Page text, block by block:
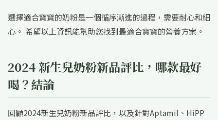
選擇適合寶寶的奶粉是一個循序漸進的過程，需要耐心和細
心。 希望以上資訊能幫助您找到最適合寶寶的營養方案。
2024 新生兒奶粉新品評比，哪款最好
喝？結論
回顧2024新生兒奶粉新品評比，以及針對Aptamil、HiPP